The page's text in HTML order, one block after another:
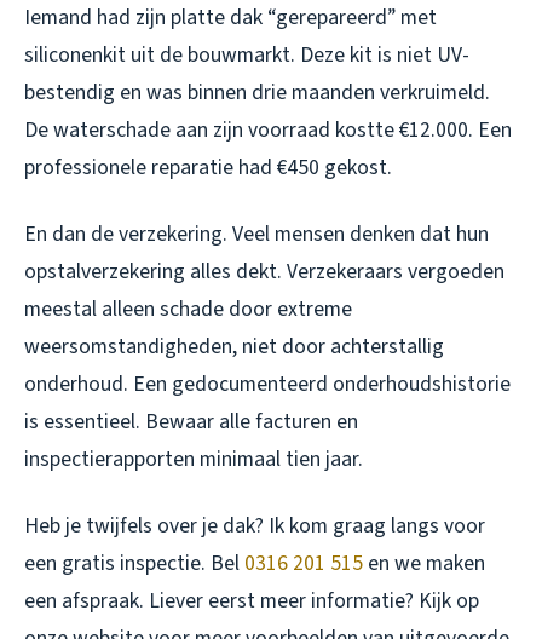
Iemand had zijn platte dak “gerepareerd” met
siliconenkit uit de bouwmarkt. Deze kit is niet UV-
bestendig en was binnen drie maanden verkruimeld.
De waterschade aan zijn voorraad kostte €12.000. Een
professionele reparatie had €450 gekost.
En dan de verzekering. Veel mensen denken dat hun
opstalverzekering alles dekt. Verzekeraars vergoeden
meestal alleen schade door extreme
weersomstandigheden, niet door achterstallig
onderhoud. Een gedocumenteerd onderhoudshistorie
is essentieel. Bewaar alle facturen en
inspectierapporten minimaal tien jaar.
Heb je twijfels over je dak? Ik kom graag langs voor
een gratis inspectie. Bel 0316 201 515 en we maken
een afspraak. Liever eerst meer informatie? Kijk op